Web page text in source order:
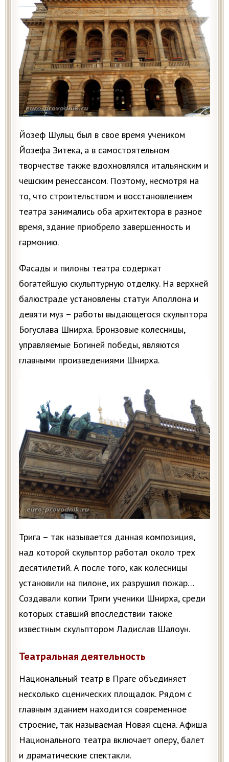
Йозеф Шульц был в свое время учеником
Йозефа Зитека, а в самостоятельном
творчестве также вдохновлялся итальянским и
чешским ренессансом. Поэтому, несмотря на
то, что строительством и восстановлением
театра занимались оба архитектора в разное
время, здание приобрело завершенность и
гармонию.
Фасады и пилоны театра содержат
богатейшую скульптурную отделку. На верхней
балюстраде установлены статуи Аполлона и
девяти муз – работы выдающегося скульптора
Богуслава Шнирха. Бронзовые колесницы,
управляемые Богиней победы, являются
главными произведениями Шнирха.
Трига – так называется данная композиция,
над которой скульптор работал около трех
десятилетий. А после того, как колесницы
установили на пилоне, их разрушил пожар…
Создавали копии Триги ученики Шнирха, среди
которых ставший впоследствии также
известным скульптором Ладислав Шалоун.
Театральная деятельность
Национальный театр в Праге объединяет
несколько сценических площадок. Рядом с
главным зданием находится современное
строение, так называемая Новая сцена. Афиша
Национального театра включает оперу, балет
и драматические спектакли.